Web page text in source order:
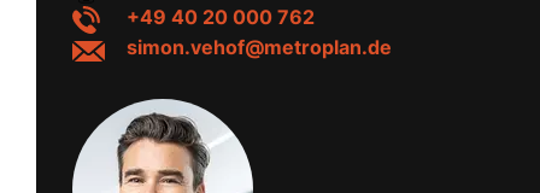
+49 40 20 000 762
simon.vehof@metroplan.de